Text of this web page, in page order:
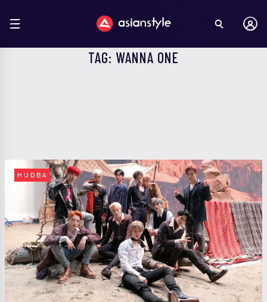
TAG: WANNA ONE
HUDBA